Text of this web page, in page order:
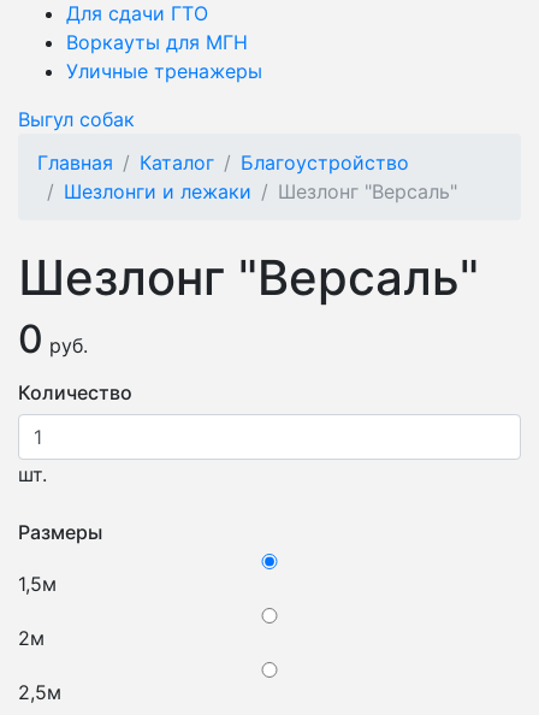
Для сдачи ГТО
Воркауты для МГН
Уличные тренажеры
Выгул собак
Главная
Каталог
Благоустройство
Шезлонги и лежаки
Шезлонг "Версаль"
Шезлонг "Версаль"
0 руб.
Количество
шт.
Размеры
1,5м
2м
2,5м